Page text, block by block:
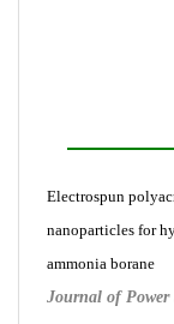
Electrospun
nanoparticles for
ammonia borane
Journal of Power